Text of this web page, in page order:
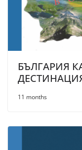
БЪЛГАРИЯ
11 months